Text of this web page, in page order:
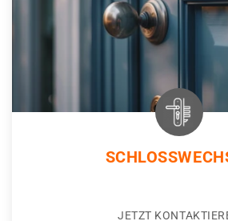
JETZT